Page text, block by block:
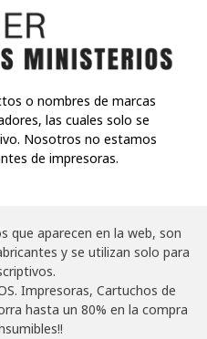
o nombres de marcas
las cuales solo se
Nosotros no estamos
de impresoras.
que aparecen en la web, son
y se utilizan solo para
Impresoras, Cartuchos de
hasta un 80% en la compra